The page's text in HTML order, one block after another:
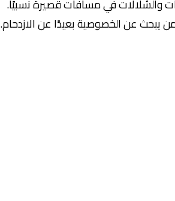
والشلالات في مسافات قصيرة نسبيًا.
يبحث عن الخصوصية بعيدًا عن الازدحام.